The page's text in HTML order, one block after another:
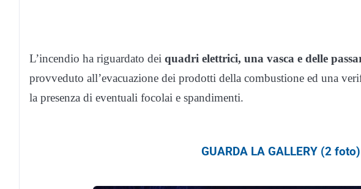
L’incendio ha riguardato dei quadri elettrici, una vasca e delle
provveduto all’evacuazione dei prodotti della combustione ed una
la presenza di eventuali focolai e spandimenti.
GUARDA LA GALLERY (2 foto)